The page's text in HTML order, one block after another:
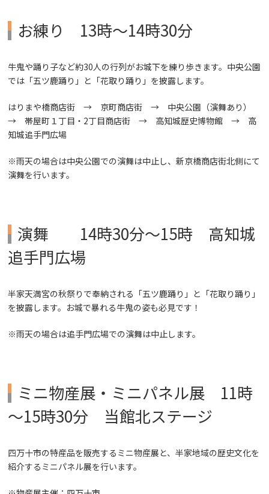
お練り 13時～14時30分
牛鬼や踊り子など約30人の行列がお城下を練り歩きます。中央公園
では「五ツ鹿踊り」と「花取り踊り」を披露します。
はりまや橋商店街 → 京町商店街 → 中央公園（演舞あり）
→ 帯屋町１丁目・2丁目商店街 → 高知城歴史博物館 → 高
知城追手門広場
※雨天の場合は中央公園での演舞は中止し、新京橋商店街北側にて
演舞を行います。
演舞 14時30分～15時 高知城
追手門広場
半家天満宮の秋祭りで奉納される「五ツ鹿踊り」と「花取り踊り」
を披露します。お城で暴れる牛鬼の姿も必見です！
※雨天の場合は追手門広場での演舞は中止します。
ミニ物産展・ミニパネル展 11時
～15時30分 当館北ステージ
四万十市の特産品を販売するミニ物産展と、半家地域の歴史文化を
紹介するミニパネル展を行います。